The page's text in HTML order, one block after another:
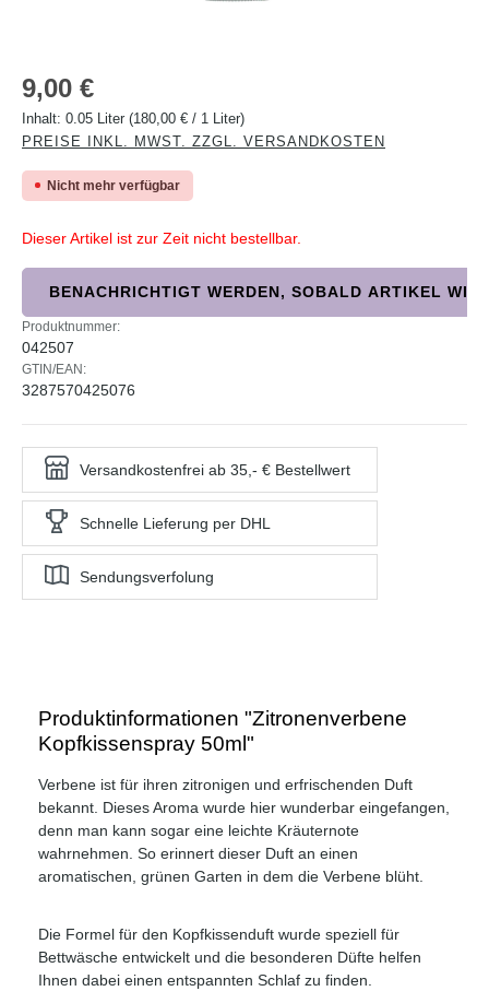
Regulärer Preis:
9,00 €
Inhalt: 0.05 Liter (180,00 € / 1 Liter)
PREISE INKL. MWST. ZZGL. VERSANDKOSTEN
Nicht mehr verfügbar
Dieser Artikel ist zur Zeit nicht bestellbar.
BENACHRICHTIGT WERDEN, SOBALD ARTIKEL
Produktnummer:
042507
GTIN/EAN:
3287570425076
Versandkostenfrei ab 35,- € Bestellwert
Schnelle Lieferung per DHL
Sendungsverfolung
Produktinformationen "Zitronenverbene
Kopfkissenspray 50ml"
Verbene ist für ihren zitronigen und erfrischenden Duft
bekannt. Dieses Aroma wurde hier wunderbar eingefangen,
denn man kann sogar eine leichte Kräuternote
wahrnehmen. So erinnert dieser Duft an einen
aromatischen, grünen Garten in dem die Verbene blüht.
Die Formel für den Kopfkissenduft wurde speziell für
Bettwäsche entwickelt und die besonderen Düfte helfen
Ihnen dabei einen entspannten Schlaf zu finden.